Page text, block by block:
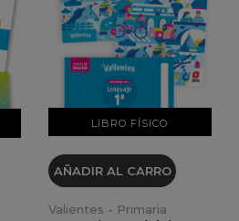
LIBRO FÍSICO
VER DETALLES
AÑADIR AL CARRO
Valientes - Primaria